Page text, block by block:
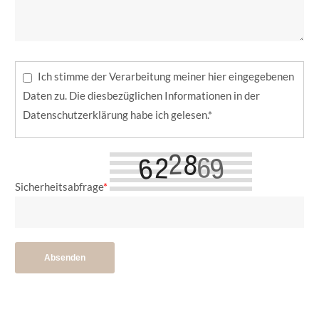
Ich stimme der Verarbeitung meiner hier eingegebenen
Daten zu. Die diesbezüglichen Informationen in der
Datenschutzerklärunghabe ich gelesen.*
Sicherheitsabfrage*
Absenden